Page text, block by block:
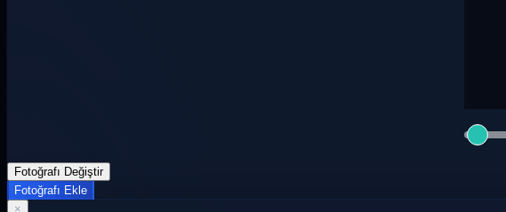
Fotoğrafı Değiştir
Fotoğrafı Ekle
×